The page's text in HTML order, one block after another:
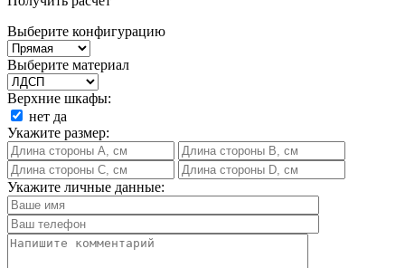
Выберите конфигурацию
Выберите материал
Верхние шкафы:
нет да
Укажите размер:
Укажите личные данные: